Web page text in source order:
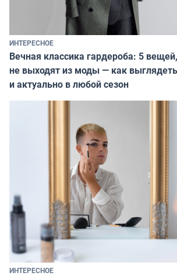
ИНТЕРЕСНОЕ
Вечная классика гардероба: 5
не выходят из моды — как
и актуально в любой сезон
ИНТЕРЕСНОЕ